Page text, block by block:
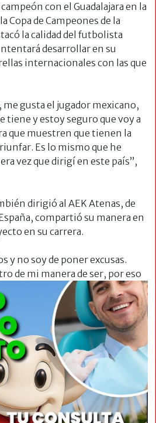
con el Guadalajara en la
Copa de Campeones de la
la calidad del futbolista
desarrollar en su
internacionales con las que
me gusta el jugador mexicano,
tiene y estoy seguro que voy a
que muestren que tienen la
Es lo mismo que he
vez que dirigí en este país”,
dirigió al AEK Atenas, de
compartió su manera en
en su carrera.
y no soy de poner excusas.
de mi manera de ser, por eso